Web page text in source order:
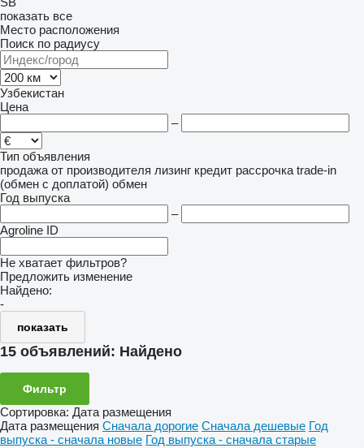
показать все
Место расположения
Поиск по радиусу
Узбекистан
Цена
–
Тип объявления
продажа от производителя лизинг кредит рассрочка trade-in
(обмен с доплатой) обмен
Год выпуска
–
Agroline ID
Не хватает фильтров?
Предложить изменение
Найдено:
-
показать
15 объявлений: Найдено
Фильтр
Сортировка: Дата размещения
Дата размещения Сначала дорогие Сначала дешевые Год
выпуска - сначала новые Год выпуска - сначала старые